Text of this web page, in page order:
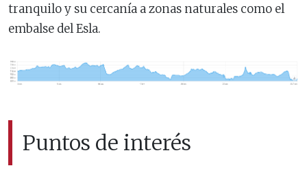
tranquilo y su cercanía a zonas naturales como el
embalse del Esla.
Puntos de interés